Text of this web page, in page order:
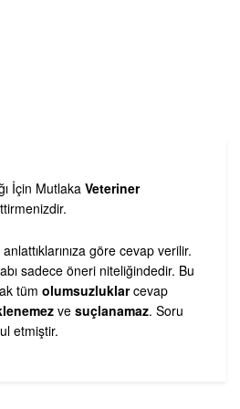
İçin Mutlaka Veteriner
göre cevap verilir.
sadece öneri niteliğindedir. Bu
tüm olumsuzluklarcevap
ve suçlanamaz. Soru
etmiştir.